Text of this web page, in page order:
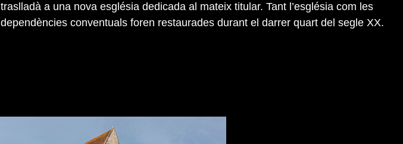
traslladà a una nova església dedicada al mateix titular. Tant l’església com les
dependències conventuals foren restaurades durant el darrer quart del segle XX.